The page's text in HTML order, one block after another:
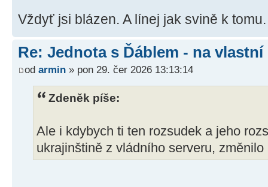
Vždyť jsi blázen. A línej jak svině k tomu.
Re: Jednota s Ďáblem - na
od armin » pon 29. čer 2026 13:13:14
Zdeněk píše:
Ale i kdybych ti ten rozsudek a jeho
ukrajinštině z vládního serveru,